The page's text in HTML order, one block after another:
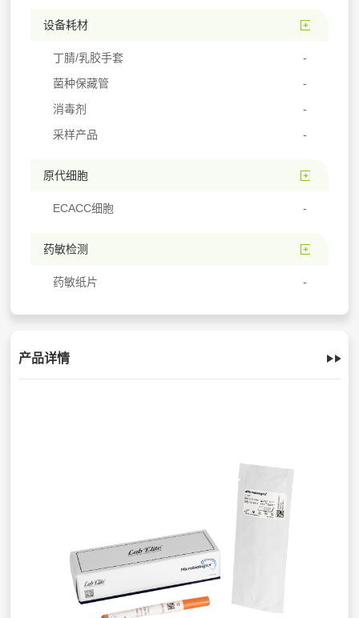
设备耗材
丁腈/乳胶手套
菌种保藏管
消毒剂
采样产品
原代细胞
ECACC细胞
药敏检测
药敏纸片
产品详情